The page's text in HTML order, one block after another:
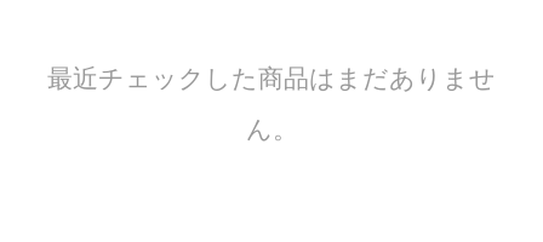
最近チェックした商品はまだありませ
ん。